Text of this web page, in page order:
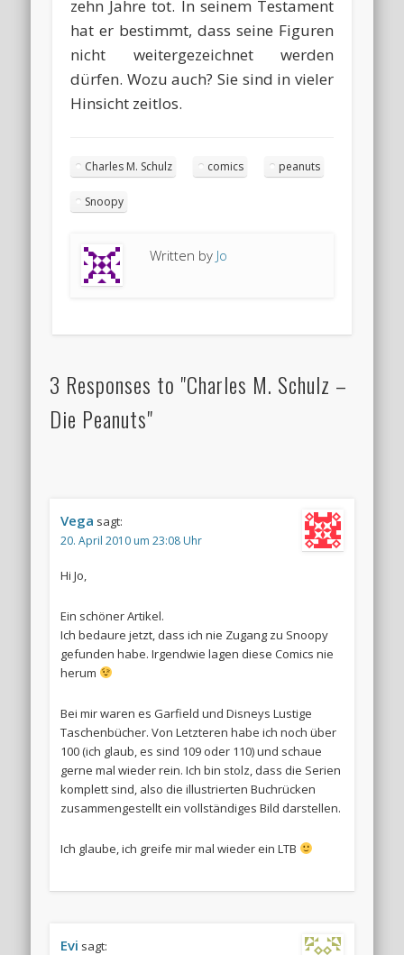
zehn Jahre tot. In seinem Testament
hat er bestimmt, dass seine Figuren
nicht weitergezeichnet werden
dürfen. Wozu auch? Sie sind in vieler
Hinsicht zeitlos.
Charles M. Schulz comics peanuts
Snoopy
Written by Jo
3 Responses to "Charles M. Schulz –
Die Peanuts"
Vega sagt:
20. April 2010 um 23:08 Uhr
Hi Jo,
Ein schöner Artikel.
Ich bedaure jetzt, dass ich nie Zugang zu Snoopy
gefunden habe. Irgendwie lagen diese Comics nie
herum
Bei mir waren es Garfield und Disneys Lustige
Taschenbücher. Von Letzteren habe ich noch über
100 (ich glaub, es sind 109 oder 110) und schaue
gerne mal wieder rein. Ich bin stolz, dass die Serien
komplett sind, also die illustrierten Buchrücken
zusammengestellt ein vollständiges Bild darstellen.
Ich glaube, ich greife mir mal wieder ein LTB
Evi sagt: